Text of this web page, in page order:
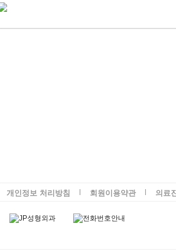
개인정보 처리방침 회원이용약관 의료